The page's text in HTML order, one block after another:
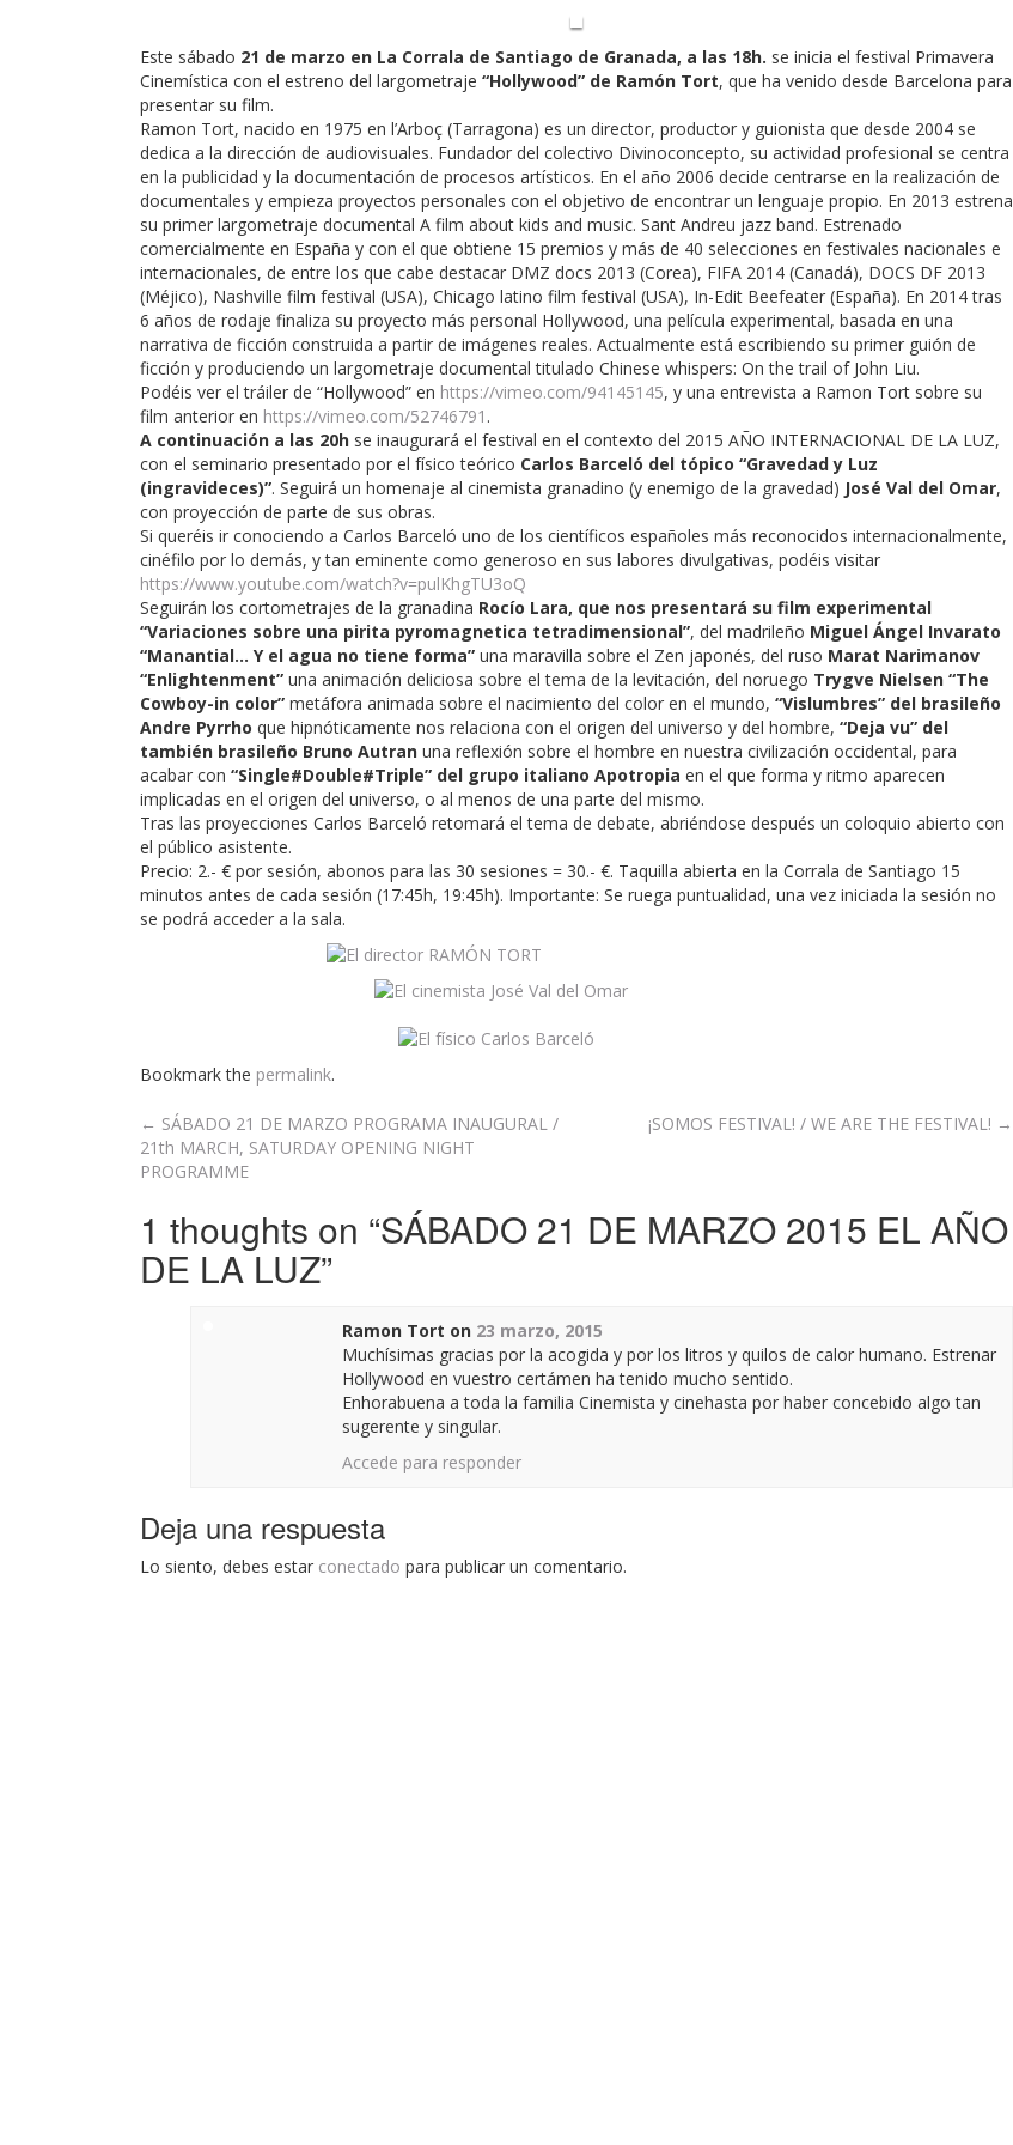
Este sábado 21 de marzo en La Corrala de Santiago de Granada, a las 18h. se inicia el festival Primavera
Cinemística con el estreno del largometraje “Hollywood” de Ramón Tort, que ha venido desde Barcelona para
presentar su film.
Ramon Tort, nacido en 1975 en l’Arboç (Tarragona) es un director, productor y guionista que desde 2004 se
dedica a la dirección de audiovisuales. Fundador del colectivo Divinoconcepto, su actividad profesional se centra
en la publicidad y la documentación de procesos artísticos. En el año 2006 decide centrarse en la realización de
documentales y empieza proyectos personales con el objetivo de encontrar un lenguaje propio. En 2013 estrena
su primer largometraje documental A film about kids and music. Sant Andreu jazz band. Estrenado
comercialmente en España y con el que obtiene 15 premios y más de 40 selecciones en festivales nacionales e
internacionales, de entre los que cabe destacar DMZ docs 2013 (Corea), FIFA 2014 (Canadá), DOCS DF 2013
(Méjico), Nashville film festival (USA), Chicago latino film festival (USA), In-Edit Beefeater (España). En 2014 tras
6 años de rodaje finaliza su proyecto más personal Hollywood, una película experimental, basada en una
narrativa de ficción construida a partir de imágenes reales. Actualmente está escribiendo su primer guión de
ficción y produciendo un largometraje documental titulado Chinese whispers: On the trail of John Liu.
Podéis ver el tráiler de “Hollywood” en https://vimeo.com/94145145, y una entrevista a Ramon Tort sobre su
film anterior en https://vimeo.com/52746791 .
A continuación a las 20h se inaugurará el festival en el contexto del 2015 AÑO INTERNACIONAL DE LA LUZ,
con el seminario presentado por el físico teórico Carlos Barceló del tópico “Gravedad y Luz
(ingravideces)”. Seguirá un homenaje al cinemista granadino (y enemigo de la gravedad) José Val del Omar,
con proyección de parte de sus obras.
Si queréis ir conociendo a Carlos Barceló uno de los científicos españoles más reconocidos internacionalmente,
cinéfilo por lo demás, y tan eminente como generoso en sus labores divulgativas, podéis visitar
https://www.youtube.com/watch?v=pulKhgTU3oQ
Seguirán los cortometrajes de la granadina Rocío Lara, que nos presentará su film experimental
“Variaciones sobre una pirita pyromagnetica tetradimensional”, del madrileño Miguel Ángel Invarato
“Manantial… Y el agua no tiene forma” una maravilla sobre el Zen japonés, del ruso Marat Narimanov
“Enlightenment” una animación deliciosa sobre el tema de la levitación, del noruego Trygve Nielsen “The
Cowboy-in color” metáfora animada sobre el nacimiento del color en el mundo, “Vislumbres” del brasileño
Andre Pyrrho que hipnóticamente nos relaciona con el origen del universo y del hombre, “Deja vu” del
también brasileño Bruno Autran una reflexión sobre el hombre en nuestra civilización occidental, para
acabar con “Single#Double#Triple” del grupo italiano Apotropia en el que forma y ritmo aparecen
implicadas en el origen del universo, o al menos de una parte del mismo.
Tras las proyecciones Carlos Barceló retomará el tema de debate, abriéndose después un coloquio abierto con
el público asistente.
Precio: 2.- € por sesión, abonos para las 30 sesiones = 30.- €. Taquilla abierta en la Corrala de Santiago 15
minutos antes de cada sesión (17:45h, 19:45h). Importante: Se ruega puntualidad, una vez iniciada la sesión no
se podrá acceder a la sala.
Bookmark the permalink.
Post
navigation
← SÁBADO 21 DE MARZO PROGRAMA INAUGURAL /
21th MARCH, SATURDAY OPENING NIGHT
PROGRAMME
¡SOMOS FESTIVAL! / WE ARE THE FESTIVAL! →
1 thoughts on “SÁBADO 21 DE MARZO 2015 EL AÑO
DE LA LUZ”
Ramon Tort on 23 marzo, 2015
Muchísimas gracias por la acogida y por los litros y quilos de calor humano. Estrenar
Hollywood en vuestro certámen ha tenido mucho sentido.
Enhorabuena a toda la familia Cinemista y cinehasta por haber concebido algo tan
sugerente y singular.
Accede para responder
Deja una respuesta
Lo siento, debes estar conectado para publicar un comentario.